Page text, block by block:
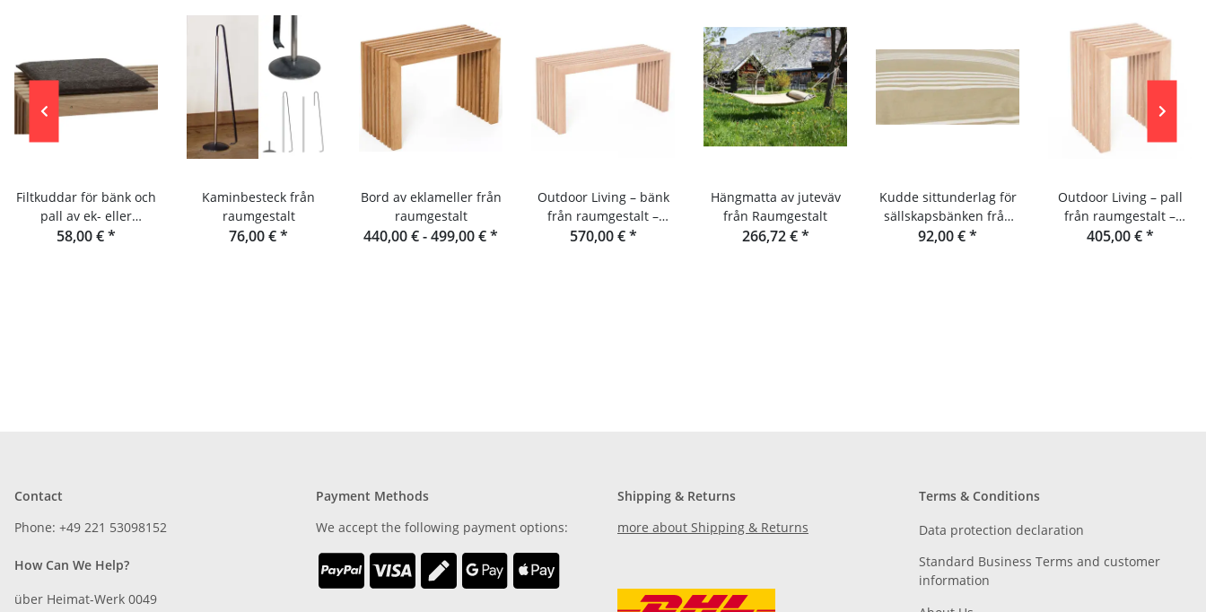
Filtkuddar för bänk och
pall av ek- eller
douglasgranlameller
58,00 €*
Kaminbesteck från
raumgestalt
76,00 €*
Bord av eklameller från
raumgestalt
440,00 € -499,00 €*
Outdoor Living – bänk
från raumgestalt –
trädgårdsbänk i
570,00 €*
Hängmatta av juteväv
från Raumgestalt
266,72 €*
Kudde sittunderlag för
sällskapsbänken från
raumgestalt
92,00 €*
Outdoor Living – pall
från raumgestalt –
lameller av
405,00 €*
Contact
Phone: +49 221 53098152
How Can We Help?
über Heimat-Werk 0049
Payment Methods
We accept the following payment options:
Shipping & Returns
more about Shipping & Returns
Terms & Conditions
Data protection declaration
Standard Business Terms and customer
information